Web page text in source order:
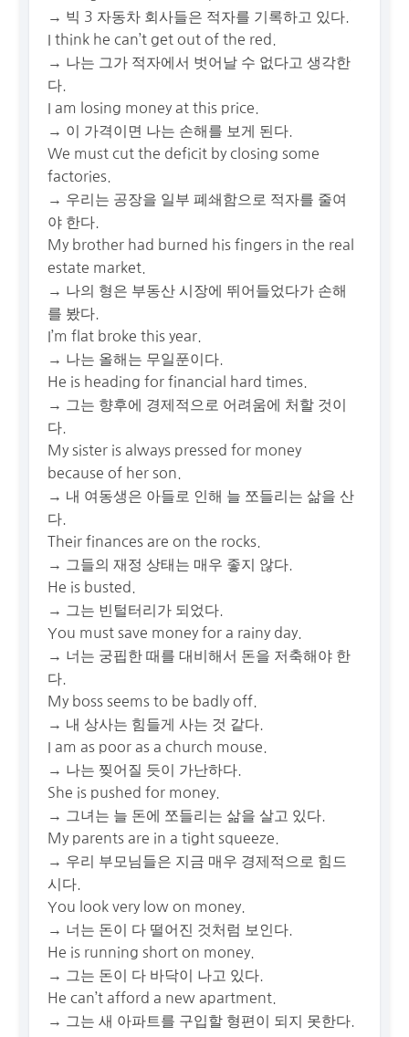
→ 빅 3 자동차 회사들은 적자를 기록하고 있다.
I think he can’t get out of the red.
→ 나는 그가 적자에서 벗어날 수 없다고 생각한
다.
I am losing money at this price.
→ 이 가격이면 나는 손해를 보게 된다.
We must cut the deficit by closing some
factories.
→ 우리는 공장을 일부 폐쇄함으로 적자를 줄여
야 한다.
My brother had burned his fingers in the real
estate market.
→ 나의 형은 부동산 시장에 뛰어들었다가 손해
를 봤다.
I’m flat broke this year.
→ 나는 올해는 무일푼이다.
He is heading for financial hard times.
→ 그는 향후에 경제적으로 어려움에 처할 것이
다.
My sister is always pressed for money
because of her son.
→ 내 여동생은 아들로 인해 늘 쪼들리는 삶을 산
다.
Their finances are on the rocks.
→ 그들의 재정 상태는 매우 좋지 않다.
He is busted.
→ 그는 빈털터리가 되었다.
You must save money for a rainy day.
→ 너는 궁핍한 때를 대비해서 돈을 저축해야 한
다.
My boss seems to be badly off.
→ 내 상사는 힘들게 사는 것 같다.
I am as poor as a church mouse.
→ 나는 찢어질 듯이 가난하다.
She is pushed for money.
→ 그녀는 늘 돈에 쪼들리는 삶을 살고 있다.
My parents are in a tight squeeze.
→ 우리 부모님들은 지금 매우 경제적으로 힘드
시다.
You look very low on money.
→ 너는 돈이 다 떨어진 것처럼 보인다.
He is running short on money.
→ 그는 돈이 다 바닥이 나고 있다.
He can’t afford a new apartment.
→ 그는 새 아파트를 구입할 형편이 되지 못한다.